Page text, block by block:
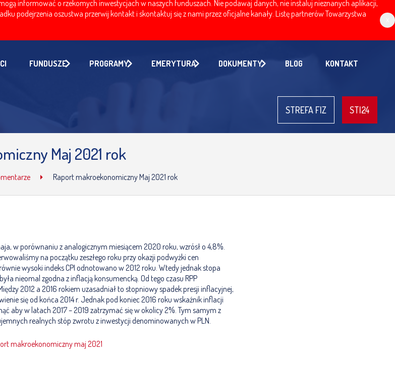
informować o rzekomych inwestycjach w naszych funduszach. Nie podawaj danych, nie instaluj nieznanych aplikacji,
podejrzenia oszustwa przerwij kontakt i skontaktuj się z nami przez oficjalne kanały. Listę partnerów Towarzystwa
FUNDUSZE PROGRAMY EMERYTURA DOKUMENTY BLOG KONTAKT
STREFA FIZ STI24
Maj 2021 rok
Raport makroekonomiczny Maj 2021 rok
w porównaniu z analogicznym miesiącem 2020 roku, wzrósł o 4,8%.
na początku zeszłego roku przy okazji podwyżki cen
wysoki indeks CPI odnotowano w 2012 roku. Wtedy jednak stopa
nieomal zgodna z inflacją konsumencką. Od tego czasu RPP
2012 a 2016 rokiem uzasadniał to stopniowy spadek presji inflacyjnej,
się od końca 2014 r. Jednak pod koniec 2016 roku wskaźnik inflacji
aby w latach 2017 – 2019 zatrzymać się w okolicy 2%. Tym samym z
realnych stóp zwrotu z inwestycji denominowanych w PLN.
makroekonomiczny maj 2021